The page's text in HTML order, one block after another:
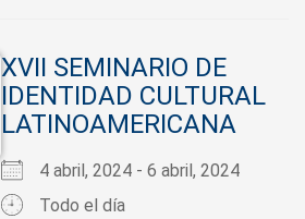
XVII SEMINARIO DE
IDENTIDAD CULTURAL
LATINOAMERICANA
4 abril, 2024 - 6 abril, 2024
Todo el día